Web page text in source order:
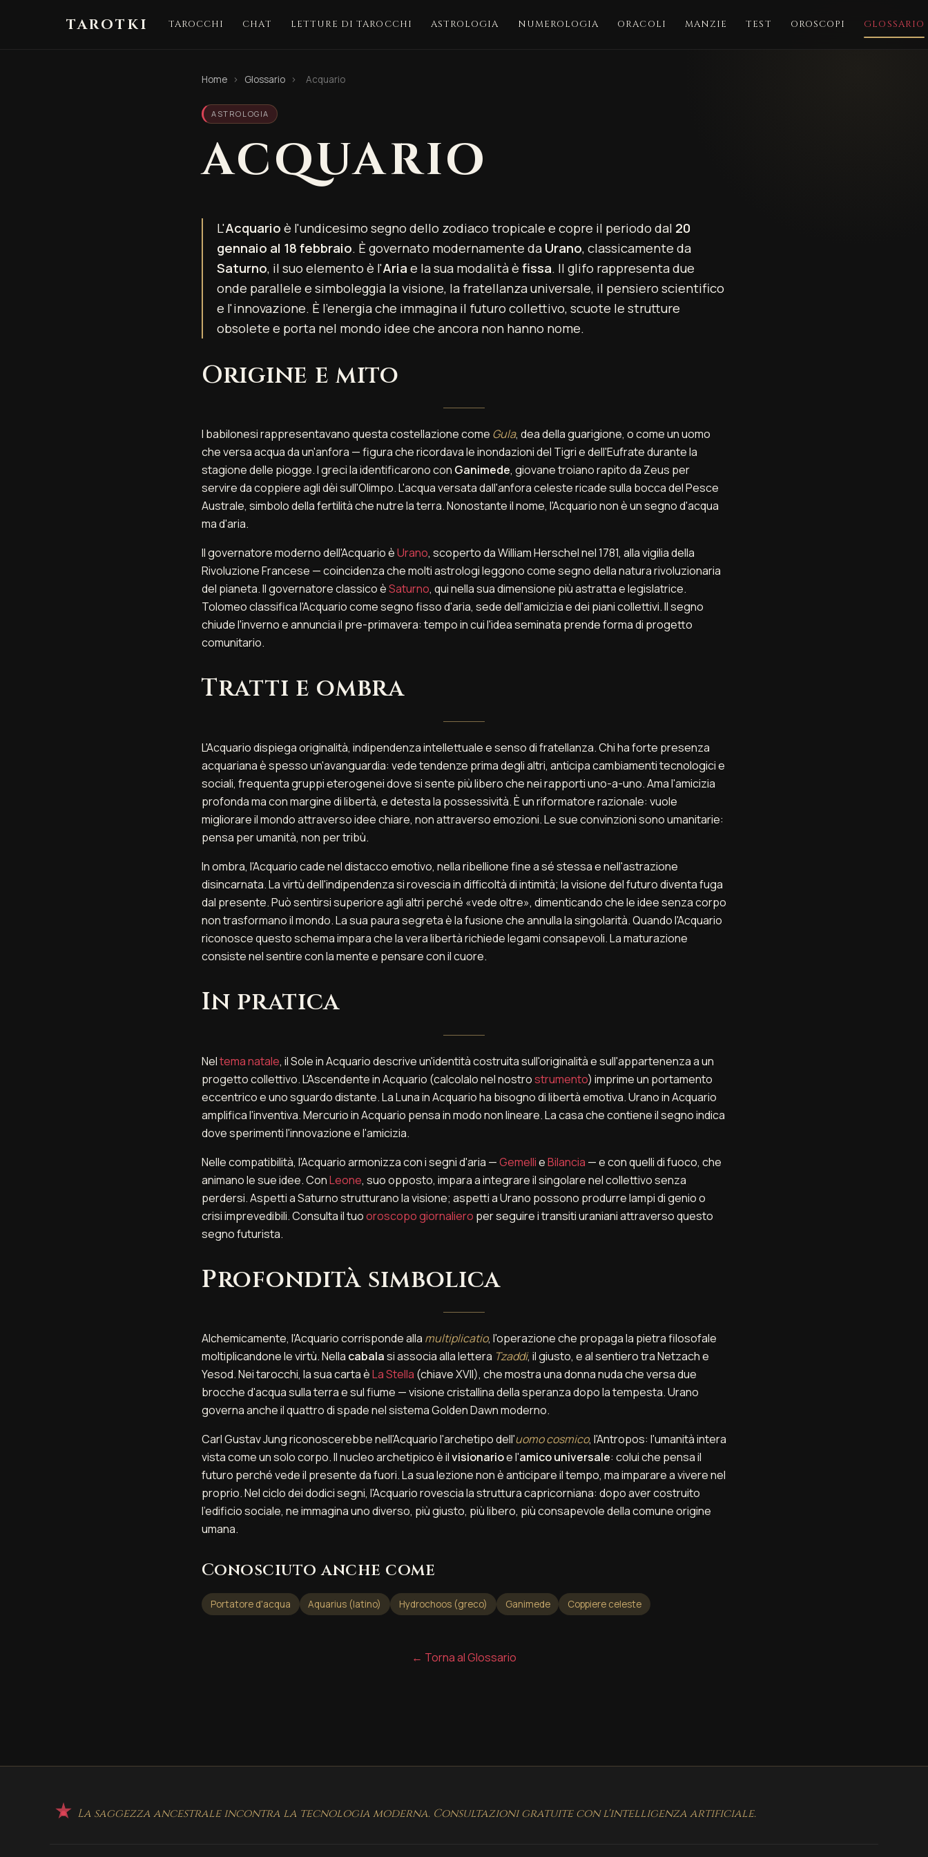
TAROTKI TAROCCHI CHAT LETTURE DI TAROCCHI ASTROLOGIA NUMEROLOGIA ORACOLI MANZIE TEST OROSCOPI GLOSSARIO
Home › Glossario › Acquario
ASTROLOGIA
ACQUARIO
L'Acquarioè l'undicesimo segno dello zodiaco tropicale e copre il periodo dal 20
gennaio al 18 febbraio. È governato modernamente daUrano, classicamente da
Saturno, il suo elemento è l'Ariae la sua modalità èfissa. Il glifo rappresenta due
onde parallele e simboleggia la visione, la fratellanza universale, il pensiero scientifico
e l'innovazione. È l'energia che immagina il futuro collettivo, scuote le strutture
obsolete e porta nel mondo idee che ancora non hanno nome.
Origine e mito
I babilonesi rappresentavano questa costellazione come Gula, dea della guarigione, o come un uomo
che versa acqua da un'anfora — figura che ricordava le inondazioni del Tigri e dell'Eufrate durante la
stagione delle piogge. I greci la identificarono con Ganimede, giovane troiano rapito da Zeus per
servire da coppiere agli dèi sull'Olimpo. L'acqua versata dall'anfora celeste ricade sulla bocca del Pesce
Australe, simbolo della fertilità che nutre la terra. Nonostante il nome, l'Acquario non è un segno d'acqua
ma d'aria.
Il governatore moderno dell'Acquario èUrano, scoperto da William Herschel nel 1781, alla vigilia della
Rivoluzione Francese — coincidenza che molti astrologi leggono come segno della natura rivoluzionaria
del pianeta. Il governatore classico èSaturno, qui nella sua dimensione più astratta e legislatrice.
Tolomeo classifica l'Acquario come segno fisso d'aria, sede dell'amicizia e dei piani collettivi. Il segno
chiude l'inverno e annuncia il pre-primavera: tempo in cui l'idea seminata prende forma di progetto
comunitario.
Tratti e ombra
L'Acquario dispiega originalità, indipendenza intellettuale e senso di fratellanza. Chi ha forte presenza
acquariana è spesso un'avanguardia: vede tendenze prima degli altri, anticipa cambiamenti tecnologici e
sociali, frequenta gruppi eterogenei dove si sente più libero che nei rapporti uno-a-uno. Ama l'amicizia
profonda ma con margine di libertà, e detesta la possessività. È un riformatore razionale: vuole
migliorare il mondo attraverso idee chiare, non attraverso emozioni. Le sue convinzioni sono umanitarie:
pensa per umanità, non per tribù.
In ombra, l'Acquario cade nel distacco emotivo, nella ribellione fine a sé stessa e nell'astrazione
disincarnata. La virtù dell'indipendenza si rovescia in difficoltà di intimità; la visione del futuro diventa fuga
dal presente. Può sentirsi superiore agli altri perché «vede oltre», dimenticando che le idee senza corpo
non trasformano il mondo. La sua paura segreta è la fusione che annulla la singolarità. Quando l'Acquario
riconosce questo schema impara che la vera libertà richiede legami consapevoli. La maturazione
consiste nel sentire con la mente e pensare con il cuore.
In pratica
Neltema natale, il Sole in Acquario descrive un'identità costruita sull'originalità e sull'appartenenza a un
progetto collettivo. L'Ascendente in Acquario (calcolalo nel nostrostrumento) imprime un portamento
eccentrico e uno sguardo distante. La Luna in Acquario ha bisogno di libertà emotiva. Urano in Acquario
amplifica l'inventiva. Mercurio in Acquario pensa in modo non lineare. La casa che contiene il segno indica
dove sperimenti l'innovazione e l'amicizia.
Nelle compatibilità, l'Acquario armonizza con i segni d'aria —GemellieBilancia — e con quelli di fuoco, che
animano le sue idee. ConLeone, suo opposto, impara a integrare il singolare nel collettivo senza
perdersi. Aspetti a Saturno strutturano la visione; aspetti a Urano possono produrre lampi di genio o
crisi imprevedibili. Consulta il tuooroscopo giornaliero per seguire i transiti uraniani attraverso questo
segno futurista.
Profondità simbolica
Alchemicamente, l'Acquario corrisponde alla multiplicatio, l'operazione che propaga la pietra filosofale
moltiplicandone le virtù. Nella cabalasi associa alla lettera Tzaddi, il giusto, e al sentiero tra Netzach e
Yesod. Nei tarocchi, la sua carta èLa Stella (chiave XVII), che mostra una donna nuda che versa due
brocche d'acqua sulla terra e sul fiume — visione cristallina della speranza dopo la tempesta. Urano
governa anche il quattro di spade nel sistema Golden Dawn moderno.
Carl Gustav Jung riconoscerebbe nell'Acquario l'archetipo dell'uomo cosmico, l'Antropos: l'umanità intera
vista come un solo corpo. Il nucleo archetipico è ilvisionarioe l'amico universale: colui che pensa il
futuro perché vede il presente da fuori. La sua lezione non è anticipare il tempo, ma imparare a vivere nel
proprio. Nel ciclo dei dodici segni, l'Acquario rovescia la struttura capricorniana: dopo aver costruito
l'edificio sociale, ne immagina uno diverso, più giusto, più libero, più consapevole della comune origine
umana.
Conosciuto anche come
Portatore d'acqua Aquarius (latino) Hydrochoos (greco) Ganimede Coppiere celeste
← Torna al Glossario
La saggezza ancestrale incontra la tecnologia moderna. Consultazioni gratuite con l'intelligenza artificiale.